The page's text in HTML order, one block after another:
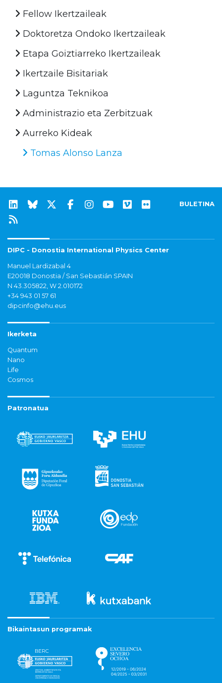
Fellow Ikertzaileak
Doktoretza Ondoko Ikertzaileak
Etapa Goiztiarreko Ikertzaileak
Ikertzaile Bisitariak
Laguntza Teknikoa
Administrazio eta Zerbitzuak
Aurreko Kideak
Tomas Alonso Lanza
BULETINA
DIPC - Donostia International Physics Center
Manuel Lardizabal 4
E20018 Donostia / San Sebastián SPAIN
N 43.305822, W 2.010172
+34 943 01 57 61
dipcinfo@ehu.eus
Ikerketa
Quantum
Nano
Life
Cosmos
Patronatua
Bikaintasun programak